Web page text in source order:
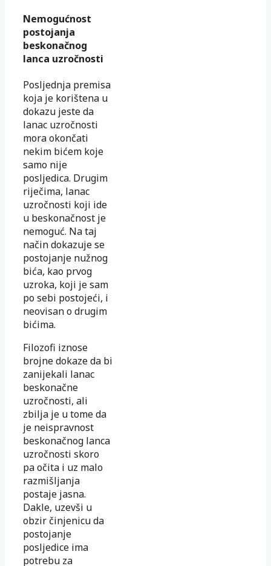
Nemogućnost
postojanja
beskonačnog
lanca uzročnosti
Posljednja premisa
koja je korištena u
dokazu jeste da
lanac uzročnosti
mora okončati
nekim bićem koje
samo nije
posljedica. Drugim
riječima, lanac
uzročnosti koji ide
u beskonačnost je
nemoguć. Na taj
način dokazuje se
postojanje nužnog
bića, kao prvog
uzroka, koji je sam
po sebi postojeći, i
neovisan o drugim
bićima.
Filozofi iznose
brojne dokaze da bi
zanijekali lanac
beskonačne
uzročnosti, ali
zbilja je u tome da
je neispravnost
beskonačnog lanca
uzročnosti skoro
pa očita i uz malo
razmišljanja
postaje jasna.
Dakle, uzevši u
obzir činjenicu da
postojanje
posljedice ima
potrebu za